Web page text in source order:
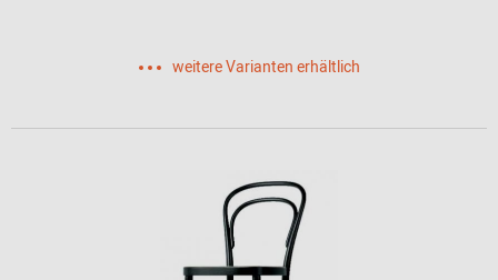
weitere Varianten erhältlich